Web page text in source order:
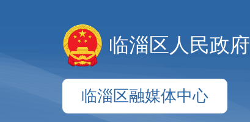
临淄区人民政府
临淄区融媒体中心